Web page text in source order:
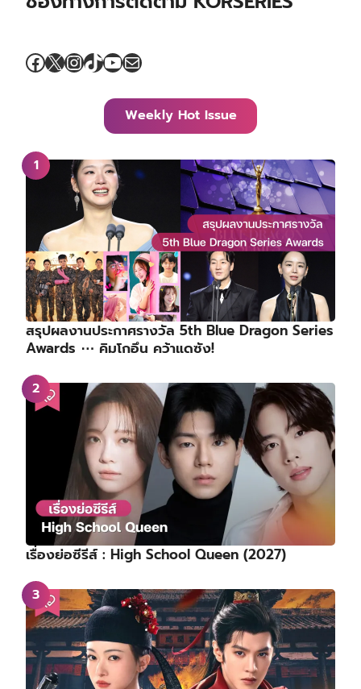
Facebook
X Instagram
TikTok
YouTube
Mail
Weekly Hot Issue
สรุปผลงานประกาศรางวัล 5th Blue Dragon Series
Awards ⋯ คิมโกอึน คว้าแดซัง!
เรื่องย่อซีรีส์ : High School Queen (2027)